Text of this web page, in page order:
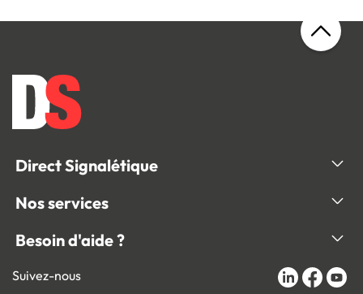
Direct Signalétique
Nos services
Besoin d'aide ?
Suivez-nous